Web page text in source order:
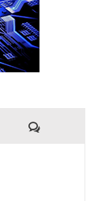
Komentari